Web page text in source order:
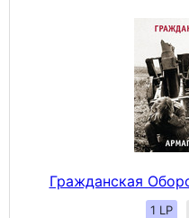
Гражданская
1 LP